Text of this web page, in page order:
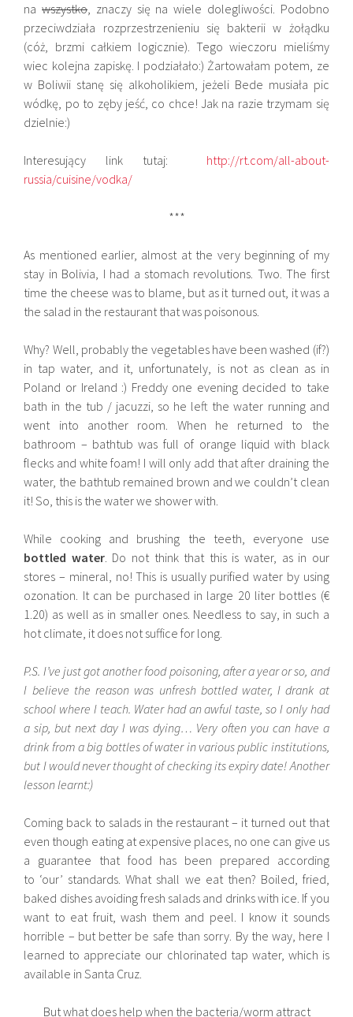
nawszystko, znaczy się na wiele dolegliwości. Podobno
przeciwdziała rozprzestrzenieniu się bakterii w żołądku
(cóż, brzmi całkiem logicznie). Tego wieczoru mieliśmy
wiec kolejna zapiskę. I podziałało:) Żartowałam potem, ze
w Boliwii stanę się alkoholikiem, jeżeli Bede musiała pic
wódkę, po to zęby jeść, co chce! Jak na razie trzymam się
dzielnie:)
Interesujący link tutaj: http://rt.com/all-about-
russia/cuisine/vodka/
***
As mentioned earlier, almost at the very beginning of my
stay in Bolivia, I had a stomach revolutions. Two. The first
time the cheese was to blame, but as it turned out, it was a
the salad in the restaurant that was poisonous.
Why? Well, probably the vegetables have been washed (if?)
in tap water, and it, unfortunately, is not as clean as in
Poland or Ireland :) Freddy one evening decided to take
bath in the tub / jacuzzi, so he left the water running and
went into another room. When he returned to the
bathroom – bathtub was full of orange liquid with black
flecks and white foam! I will only add that after draining the
water, the bathtub remained brown and we couldn’t clean
it! So, this is the water we shower with.
While cooking and brushing the teeth, everyone use
bottled water. Do not think that this is water, as in our
stores – mineral, no! This is usually purified water by using
ozonation. It can be purchased in large 20 liter bottles (€
1.20) as well as in smaller ones. Needless to say, in such a
hot climate, it does not suffice for long.
P.S. I’ve just got another food poisoning, after a year or so, and
I believe the reason was unfresh bottled water, I drank at
school where I teach. Water had an awful taste, so I only had
a sip, but next day I was dying… Very often you can have a
drink from a big bottles of water in various public institutions,
but I would never thought of checking its expiry date! Another
lesson learnt:)
Coming back to salads in the restaurant – it turned out that
even though eating at expensive places, no one can give us
a guarantee that food has been prepared according
to ‘our’ standards. What shall we eat then? Boiled, fried,
baked dishes avoiding fresh salads and drinks with ice. If you
want to eat fruit, wash them and peel. I know it sounds
horrible – but better be safe than sorry. By the way, here I
learned to appreciate our chlorinated tap water, which is
available in Santa Cruz.
But what does help when the bacteria/worm attract